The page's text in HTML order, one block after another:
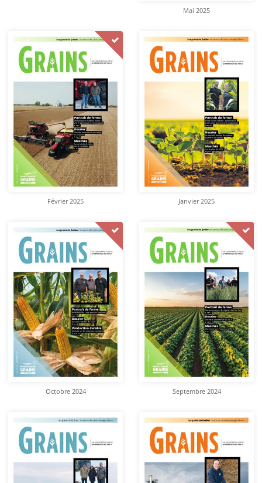
Mai 2025
Février 2025 Janvier 2025
Octobre 2024 Septembre 2024